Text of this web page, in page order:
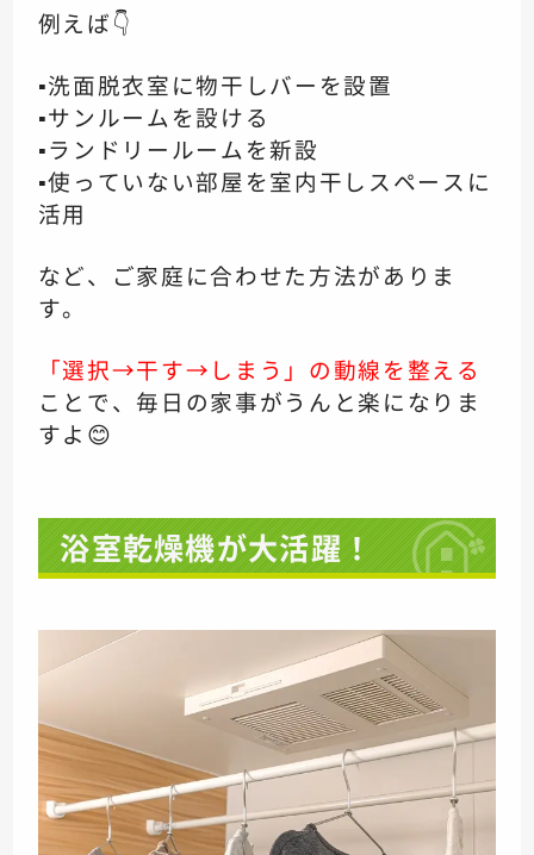
例えば👇
▪️洗面脱衣室に物干しバーを設置
▪️サンルームを設ける
▪️ランドリールームを新設
▪️使っていない部屋を室内干しスペースに
活用
など、ご家庭に合わせた方法がありま
す。
「選択→干す→しまう」の動線を整える
ことで、毎日の家事がうんと楽になりま
すよ😊
浴室乾燥機が大活躍！